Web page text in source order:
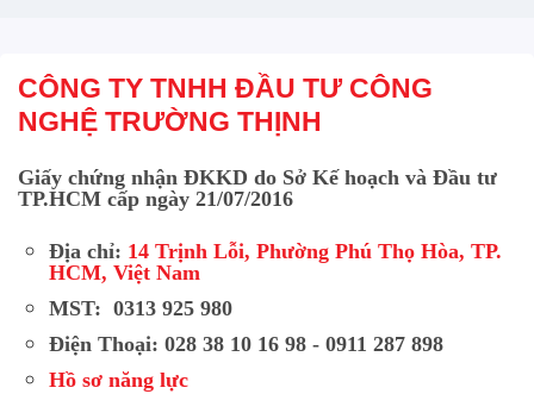
CÔNG TY TNHH ĐẦU TƯ CÔNG
NGHỆ TRƯỜNG THỊNH
Giấy chứng nhận ĐKKD do Sở Kế hoạch và Đầu tư
TP.HCM cấp ngày 21/07/2016
Địa chỉ: 14 Trịnh Lỗi, Phường Phú Thọ Hòa, TP.
HCM, Việt Nam
MST: 0313 925 980
Điện Thoại: 028 38 10 16 98 - 0911 287 898
Hồ sơ năng lực